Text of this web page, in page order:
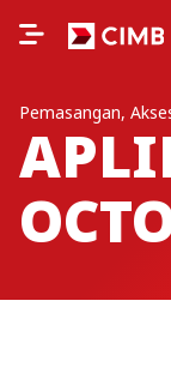
Pemasangan,